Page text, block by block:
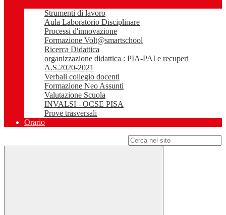
Strumenti di lavoro
Aula Laboratorio Disciplinare
Processi d'innovazione
Formazione Volt@smartschool
Ricerca Didattica
organizzazione didattica : PIA-PAI e recuperi
A.S.2020-2021
Verbali collegio docenti
Formazione Neo Assunti
Valutazione Scuola
INVALSI - OCSE PISA
Prove trasversali
Orario